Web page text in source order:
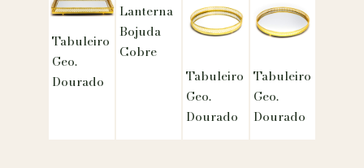
Tabuleiro
Geo.
Dourado
Lanterna
Bojuda
Cobre
Tabuleiro
Geo.
Dourado
Tabuleiro
Geo.
Dourado